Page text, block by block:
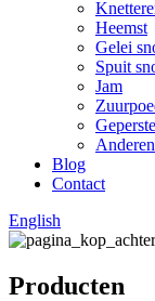
Heemst
Gelei
Spuit
Jam
Anderen
Blog
Contact
English
Producten